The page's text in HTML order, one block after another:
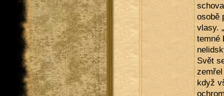
osobě
vlasy.
temné
Svět
když